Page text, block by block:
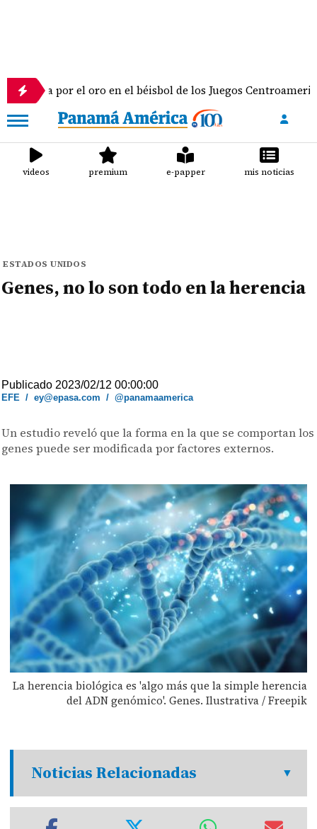
el oro en el béisbol de los Juegos Centroamericanos y del
videos premium e-papper mis noticias
ESTADOS UNIDOS
Genes, no lo son todo en la herencia
Publicado 2023/02/12 00:00:00
EFE /ey@epasa.com /@panamaamerica
Un estudio reveló que la forma en la que se comportan los
genes puede ser modificada por factores externos.
La herencia biológica es 'algo más que la simple herencia
del ADN genómico'. Genes. Ilustrativa / Freepik
Noticias Relacionadas